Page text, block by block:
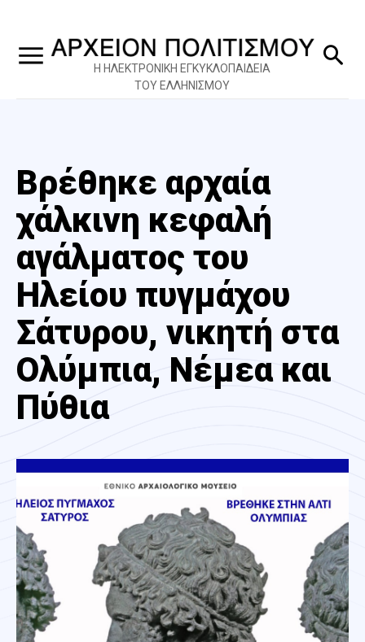
Η ΗΛΕΚΤΡΟΝΙΚΗ ΕΓΚΥΚΛΟΠΑΙΔΕΙΑ
ΤΟΥ ΕΛΛΗΝΙΣΜΟΥ
Βρέθηκε αρχαία
χάλκινη κεφαλή
αγάλματος του
Ηλείου πυγμάχου
Σάτυρου, νικητή στα
Ολύμπια, Nέμεα και
Πύθια